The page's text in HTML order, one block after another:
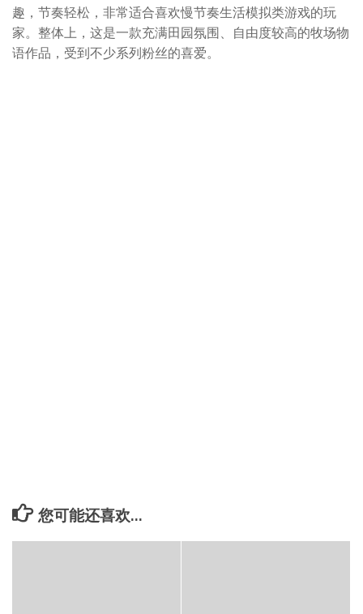
趣，节奏轻松，非常适合喜欢慢节奏生活模拟类游戏的玩
家。整体上，这是一款充满田园氛围、自由度较高的牧场物
语作品，受到不少系列粉丝的喜爱。
您可能还喜欢...